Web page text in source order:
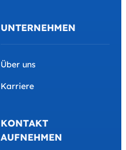
UNTERNEHMEN
Über uns
Karriere
KONTAKT
AUFNEHMEN